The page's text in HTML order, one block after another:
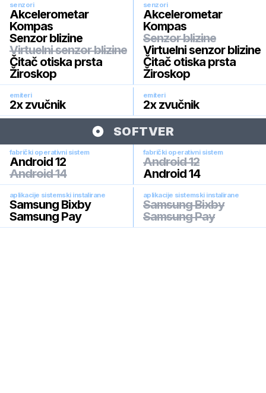
senzori
Akcelerometar
Kompas
Senzor blizine
Virtuelni senzor blizine
Čitač otiska prsta
Žiroskop
senzori
Akcelerometar
Kompas
Senzor blizine
Virtuelni senzor blizine
Čitač otiska prsta
Žiroskop
emiteri
2x zvučnik
emiteri
2x zvučnik
SOFTVER
fabrički operativni sistem
Android 12
Android 14
fabrički operativni sistem
Android 12
Android 14
aplikacije sistemski instalirane
Samsung Bixby
Samsung Pay
aplikacije sistemski instalirane
Samsung Bixby
Samsung Pay